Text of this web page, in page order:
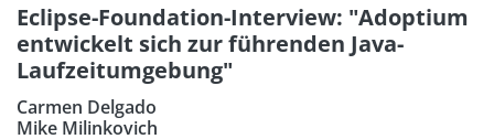
Eclipse-Foundation-Interview: "Adoptium
entwickelt sich zur führenden Java-
Laufzeitumgebung"
Carmen Delgado
Mike Milinkovich